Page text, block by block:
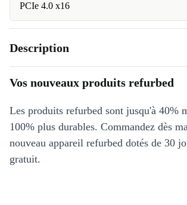
PCIe 4.0 x16
Description
Vos nouveaux produits refurbed
Les produits refurbed sont jusqu'à 40%
100% plus durables. Commandez dès
nouveau appareil refurbed dotés de 30
gratuit.